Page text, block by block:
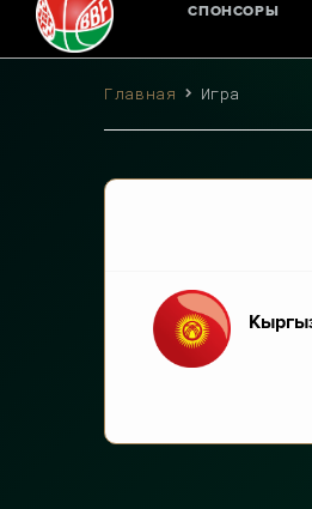
СПОНСОРЫ
Главная Игра